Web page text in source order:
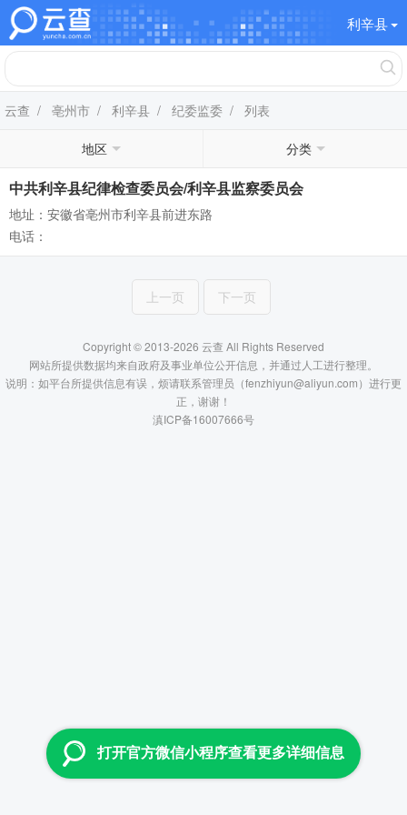
利辛县
云查 / 亳州市 / 利辛县 / 纪委监委 / 列表
地区 分类
中共利辛县纪律检查委员会/利辛县监察委员会
地址：安徽省亳州市利辛县前进东路
电话：
上一页 下一页
Copyright © 2013-2026 云查 All Rights Reserved
网站所提供数据均来自政府及事业单位公开信息，并通过人工进行整理。
说明：如平台所提供信息有误，烦请联系管理员（fenzhiyun@aliyun.com）进行更
正，谢谢！
滇ICP备16007666号
打开官方微信小程序查看更多详细信息